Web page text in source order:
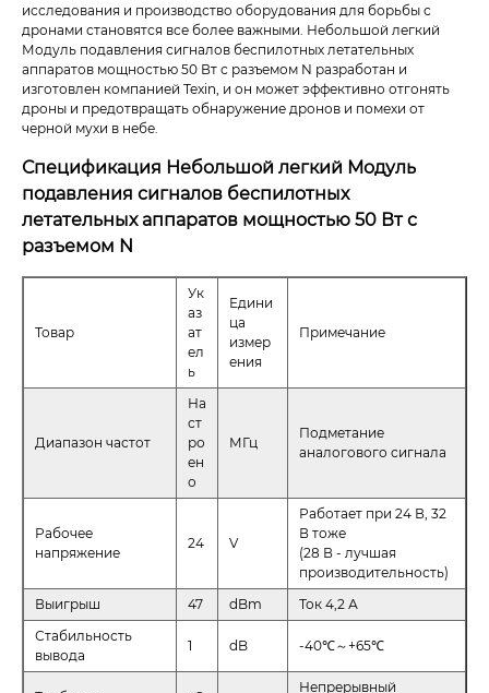
исследования и производство оборудования для борьбы с
дронами становятся все более важными. Небольшой легкий
Модуль подавления сигналов беспилотных летательных
аппаратов мощностью 50 Вт с разъемом N разработан и
изготовлен компанией Texin, и он может эффективно отгонять
дроны и предотвращать обнаружение дронов и помехи от
черной мухи в небе.
Спецификация Небольшой легкий Модуль
подавления сигналов беспилотных
летательных аппаратов мощностью 50 Вт с
разъемом N
Товар
Ук
аз
ат
ел
ь
Едини
ца
измер
ения
Примечание
Диапазон частот
На
ст
ро
ен
о
МГц
Подметание
аналогового сигнала
Рабочее
напряжение
24 V
Работает при 24 В, 32
В тоже
(28 В - лучшая
производительность)
Выигрыш
47 dBm
Ток 4,2 А
Стабильность
вывода
1 dB -40℃～+65℃
Непрерывный